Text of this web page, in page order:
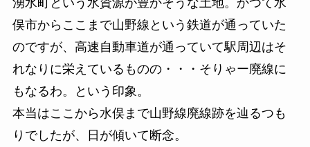
湧水町という水資源が豊かそうな土地。かつて水
俣市からここまで山野線という鉄道が通っていた
のですが、高速自動車道が通っていて駅周辺はそ
れなりに栄えているものの・・・そりゃー廃線に
もなるわ。という印象。
本当はここから水俣まで山野線廃線跡を辿るつも
りでしたが、日が傾いて断念。